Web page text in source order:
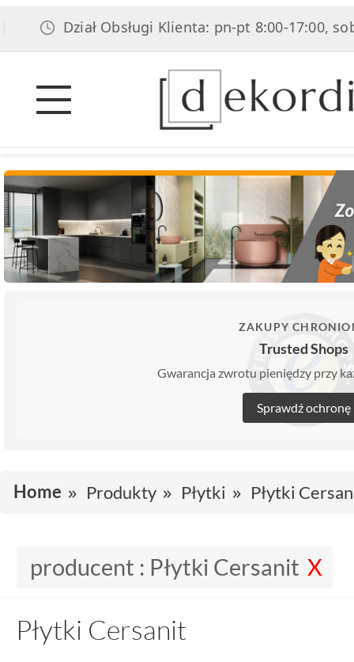
Dział Obsługi Klienta: pn-pt 8:00-17:00, sob
ZAKUPY
Trusted Shops
Gwarancja zwrotu pieniędzy przy
Sprawdź ochronę
Home Produkty Płytki Płytki
producent : Płytki Cersanit
Płytki Cersanit